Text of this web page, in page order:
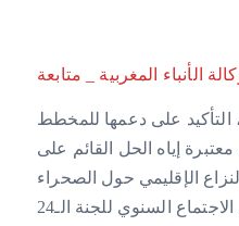
الأنباء المغربية _ متابعة
التأكيد على دعمها للمخطط
معتبرة إياه الحل القائم على
وأكد الوفد الغابوني، خلال الاجتماع السنوي للجنة الـ24